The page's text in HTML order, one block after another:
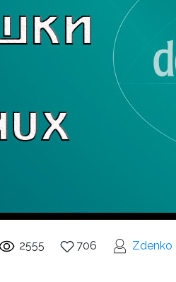
2555 706 Zdenko